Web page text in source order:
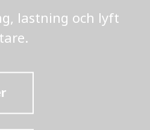
lastning och lyft